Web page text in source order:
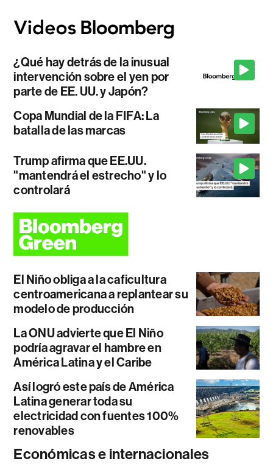
¿Qué hay detrás de la inusual
intervención sobre el yen por
parte de EE. UU. y Japón?
Copa Mundial de la FIFA: La
batalla de las marcas
Trump afirma que EE.UU.
"mantendrá el estrecho" y lo
controlará
El Niño obliga a la caficultura
centroamericana a replantear su
modelo de producción
La ONU advierte que El Niño
podría agravar el hambre en
América Latina y el Caribe
Así logró este país de América
Latina generar toda su
electricidad con fuentes 100%
renovables
Económicas e internacionales